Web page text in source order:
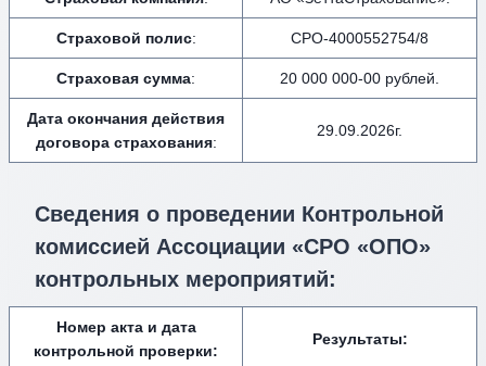
Страховой полис: СРО-4000552754/8
Страховая сумма: 20 000 000-00 рублей.
Дата окончания действия
договора страхования:
29.09.2026г.
Сведения о проведении Контрольной
комиссией Ассоциации «СРО «ОПО»
контрольных мероприятий:
Номер акта и дата
контрольной проверки:
Результаты: